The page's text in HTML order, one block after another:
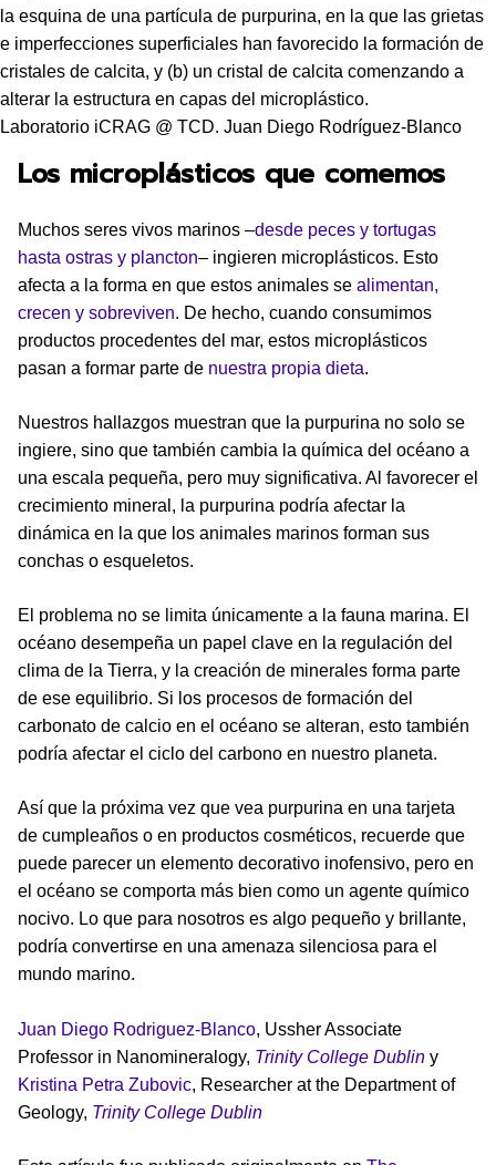
la esquina de una partícula de purpurina, en la que las grietas
e imperfecciones superficiales han favorecido la formación de
cristales de calcita, y (b) un cristal de calcita comenzando a
alterar la estructura en capas del microplástico.
Laboratorio iCRAG @ TCD. Juan Diego Rodríguez-Blanco
Los microplásticos que comemos
Muchos seres vivos marinos –desde peces y tortugas
hasta ostras y plancton– ingieren microplásticos. Esto
afecta a la forma en que estos animales se alimentan,
crecen y sobreviven. De hecho, cuando consumimos
productos procedentes del mar, estos microplásticos
pasan a formar parte de nuestra propia dieta.
Nuestros hallazgos muestran que la purpurina no solo se
ingiere, sino que también cambia la química del océano a
una escala pequeña, pero muy significativa. Al favorecer el
crecimiento mineral, la purpurina podría afectar la
dinámica en la que los animales marinos forman sus
conchas o esqueletos.
El problema no se limita únicamente a la fauna marina. El
océano desempeña un papel clave en la regulación del
clima de la Tierra, y la creación de minerales forma parte
de ese equilibrio. Si los procesos de formación del
carbonato de calcio en el océano se alteran, esto también
podría afectar el ciclo del carbono en nuestro planeta.
Así que la próxima vez que vea purpurina en una tarjeta
de cumpleaños o en productos cosméticos, recuerde que
puede parecer un elemento decorativo inofensivo, pero en
el océano se comporta más bien como un agente químico
nocivo. Lo que para nosotros es algo pequeño y brillante,
podría convertirse en una amenaza silenciosa para el
mundo marino.
Juan Diego Rodriguez-Blanco, Ussher Associate
Professor in Nanomineralogy, Trinity College Dublin y
Kristina Petra Zubovic, Researcher at the Department of
Geology, Trinity College Dublin